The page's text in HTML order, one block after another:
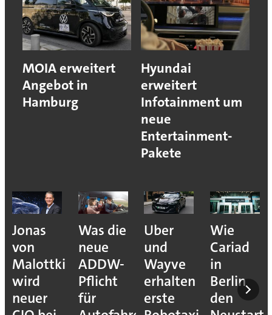
MOIA erweitert
Angebot in
Hamburg
Hyundai
erweitert
Infotainment um
neue
Entertainment-
Pakete
Jonas
von
Malottki
wird
neuer
Was die
neue
ADDW-
Pflicht
für
Uber
und
Wayve
erhalten
erste
Wie
Cariad
in
Berlin
den